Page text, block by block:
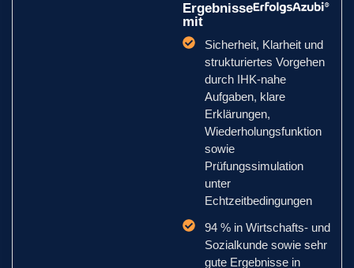
Ergebnisse
mit
Sicherheit, Klarheit und
strukturiertes Vorgehen
durch IHK-nahe
Aufgaben, klare
Erklärungen,
Wiederholungsfunktion
sowie
Prüfungssimulation
unter
Echtzeitbedingungen
94 % in Wirtschafts- und
Sozialkunde sowie sehr
gute Ergebnisse in